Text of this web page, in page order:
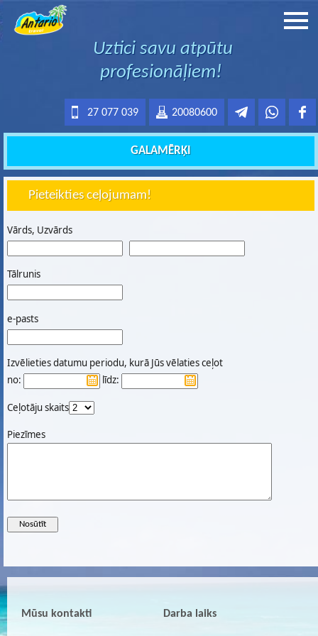
Uztici savu atpūtu
profesionāļiem!
20080600
27 077 039
GALAMĒRĶI
Pieteikties ceļojumam!
Vārds, Uzvārds
Tālrunis
e-pasts
Izvēlieties datumu periodu, kurā Jūs vēlaties ceļot
no:
līdz:
Ceļotāju skaits
Piezīmes
Mūsu kontakti Darba laiks